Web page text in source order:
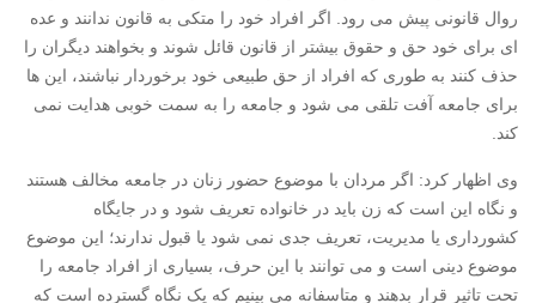
روال قانونی پیش می رود. اگر افراد خود را متکی به قانون ندانند و عده
ای برای خود حق و حقوق بیشتر از قانون قائل شوند و بخواهند دیگران را
حذف کنند به طوری که افراد از حق طبیعی خود برخوردار نباشند، این ها
برای جامعه آفت تلقی می شود و جامعه را به سمت خوبی هدایت نمی
کند.
وی اظهار کرد: اگر مردان با موضوع حضور زنان در جامعه مخالف هستند
و نگاه این است که زن باید در خانواده تعریف شود و در جایگاه
کشورداری یا مدیریت، تعریف جدی نمی شود یا قبول ندارند؛ این موضوع
موضوع دینی است و می توانند با این حرف، بسیاری از افراد جامعه را
تحت تاثیر قرار بدهند و متاسفانه می بینیم که یک نگاه گسترده است که